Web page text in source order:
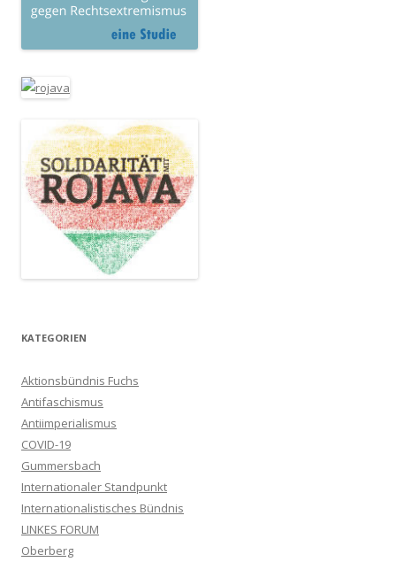
KATEGORIEN
Aktionsbündnis Fuchs
Antifaschismus
Antiimperialismus
COVID-19
Gummersbach
Internationaler Standpunkt
Internationalistisches Bündnis
LINKES FORUM
Oberberg